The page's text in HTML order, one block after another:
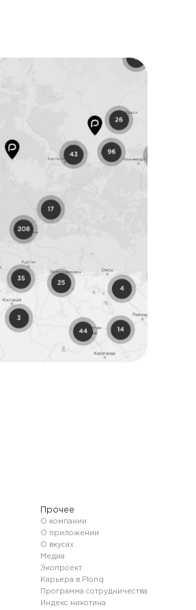
Прочее
О компании
О приложении
О вкусах
Медиа
Экопроект
Карьера в Plonq
Программа сотрудничества
Индекс никотина